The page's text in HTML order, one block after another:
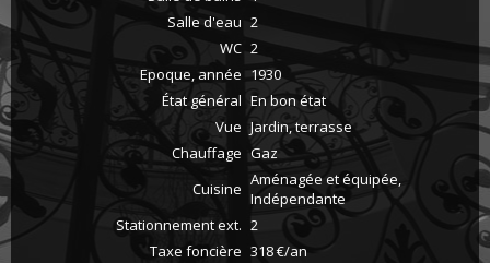
Salle d'eau 2
WC 2
Epoque, année 1930
État général En bon état
Vue Jardin, terrasse
Chauffage Gaz
Cuisine Aménagée et équipée,
Indépendante
Stationnement ext. 2
Taxe foncière 318 €/an